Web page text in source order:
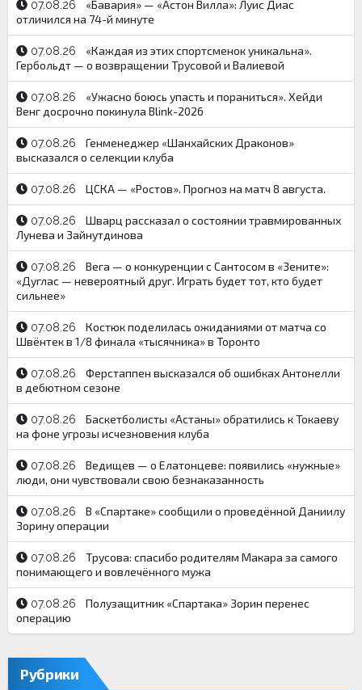
07.08.26
«Бавария» — «Астон Вилла»: Луис Диас
отличился на 74-й минуте
07.08.26
«Каждая из этих спортсменок уникальна».
Гербольдт — о возвращении Трусовой и Валиевой
07.08.26
«Ужасно боюсь упасть и пораниться». Хейди
Венг досрочно покинула Blink-2026
07.08.26
Генменеджер «Шанхайских Драконов»
высказался о селекции клуба
07.08.26 ЦСКА — «Ростов». Прогноз на матч 8 августа.
07.08.26
Шварц рассказал о состоянии травмированных
Лунева и Зайнутдинова
07.08.26
Вега — о конкуренции с Сантосом в «Зените»:
«Дуглас — невероятный друг. Играть будет тот, кто будет
сильнее»
07.08.26
Костюк поделилась ожиданиями от матча со
Швёнтек в 1/8 финала «тысячника» в Торонто
07.08.26
Ферстаппен высказался об ошибках Антонелли
в дебютном сезоне
07.08.26
Баскетболисты «Астаны» обратились к Токаеву
на фоне угрозы исчезновения клуба
07.08.26
Ведищев — о Елатонцеве: появились «нужные»
люди, они чувствовали свою безнаказанность
07.08.26
В «Спартаке» сообщили о проведённой Даниилу
Зорину операции
07.08.26
Трусова: спасибо родителям Макара за самого
понимающего и вовлечённого мужа
07.08.26
Полузащитник «Спартака» Зорин перенес
операцию
Рубрики